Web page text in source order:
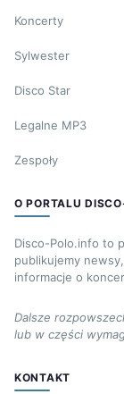
Koncerty
Sylwester
Disco Star
Legalne MP3
Zespoły
O PORTALU
Disco-Polo.info to
publikujemy
informacje o
Dalsze
lub w części
KONTAKT